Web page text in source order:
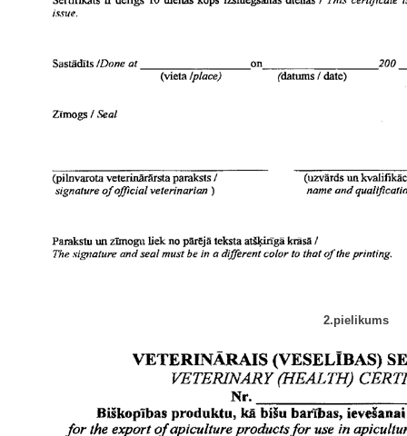
2.pielikums